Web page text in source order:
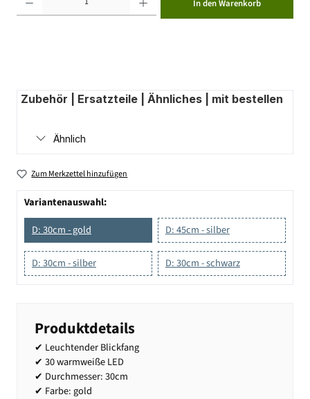
In den Warenkorb
Zubehör | Ersatzteile | Ähnliches | mit bestellen
Ähnlich
Zum Merkzettel hinzufügen
Variantenauswahl:
D: 30cm - gold
D: 45cm - silber
D: 30cm - silber D: 30cm - schwarz
Produktdetails
✔ Leuchtender Blickfang
✔ 30 warmweiße LED
✔ Durchmesser: 30cm
✔ Farbe: gold